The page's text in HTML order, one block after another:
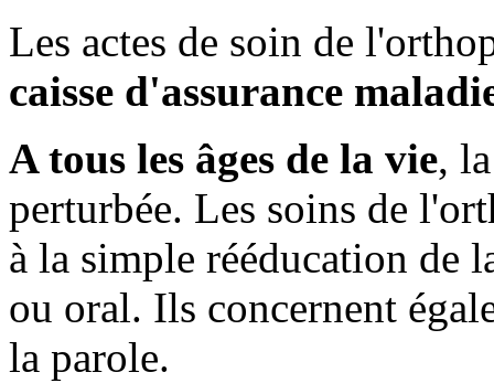
Les actes de soin de
caisse d'assurance
A tous les âges de la vie,
perturbée. Les soins de
à la simple rééducation de
ou oral. Ils concernent
la parole.